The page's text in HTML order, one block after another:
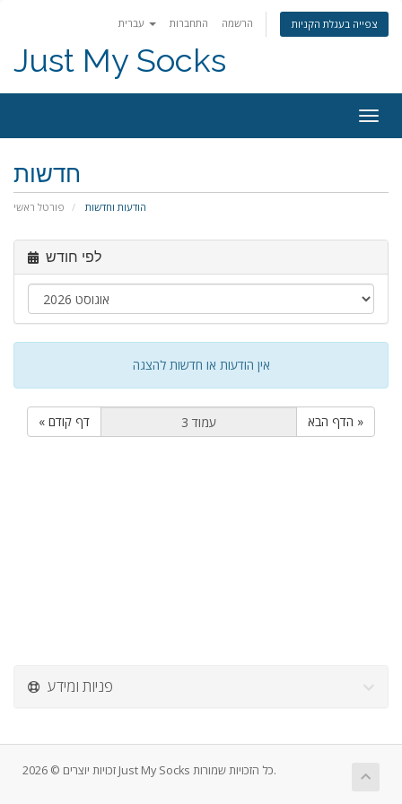
התחברות הרשמה צפייה בעגלת הקניות
Just My Socks
חדשות
פורטל ראשי הודעות וחדשות
לפי חודש
אין הודעות או חדשות להצגה
« דף קודם הדף הבא »
פניות ומידע
זכויות יוצרים © 2026 Just My Socks כל הזכויות שמורות.